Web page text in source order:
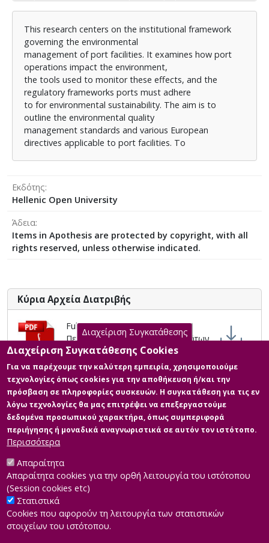
περιβάλλοντος. Στο πλαίσιο υλοποίησης για τον
σκοπό της εργασίας εξετάζεται ως
παράδειγμα μελέτης ο λιμένας Πειραιά
This research centers on the institutional framework
governing the environmental
management of port facilities. It examines how port
operations impact the environment,
the tools used to monitor these effects, and the
regulatory frameworks ports must adhere
to for environmental sustainability. The aim is to
outline the environmental quality
management standards and various European
directives applicable to port facilities. To
Εκδότης
Hellenic Open University
Άδεια
Items in Apothesis are protected by copyright, with all
rights reserved, unless otherwise indicated.
Κύρια Αρχεία Διατριβής
Full text
Περιγραφή: Διαχείριση Αποβλήτων
Λιμενικών Εγκαταστάσεων- Η
περίπτωση του Λιμένα Πειραιά -
Μαρία Δούρου.pdf (pdf)
Μέγεθος: 3.5 MB
Full text
Περιγραφή: ΜΔΕ ΔΟΥΡΟΥ .pdf
Διαχείριση Συγκατάθεσης
Διαχείριση Συγκατάθεσης Cookies
Για να παρέχουμε την καλύτερη εμπειρία, χρησιμοποιούμε
τεχνολογίες όπως cookies για την αποθήκευση ή/και την
πρόσβαση σε πληροφορίες συσκευών. Η συγκατάθεση για τις εν
λόγω τεχνολογίες θα μας επιτρέψει να επεξεργαστούμε
δεδομένα προσωπικού χαρακτήρα, όπως συμπεριφορά
περιήγησης ή μοναδικά αναγνωριστικά σε αυτόν τον ιστότοπο.
Περισσότερα
Απαραίτητα
Απαραίτητα cookies για την ορθή λειτουργία του ιστότοπου
(Session cookies etc)
Στατιστικά
Cookies που αφορούν τη λειτουργία των στατιστικών
στοιχείων του ιστότοπου.